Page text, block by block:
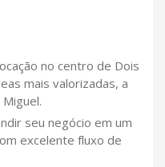
no centro de Dois
mais valorizadas, a
seu negócio em um
excelente fluxo de